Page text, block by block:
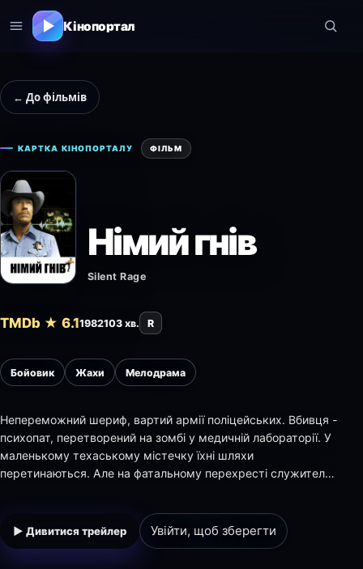
Кінопортал
← До фільмів
КАРТКА КІНОПОРТАЛУ ФІЛЬМ
Німий гнів
Silent Rage
TMDb ★ 6.11982103 хв. R
Бойовик Жахи Мелодрама
Непереможний шериф, вартий армії поліцейських. Вбивця -
психопат, перетворений на зомбі у медичній лабораторії. У
маленькому техаському містечку їхні шляхи
перетинаються. Але на фатальному перехресті служителю
▶ Дивитися трейлер Увійти, щоб зберегти